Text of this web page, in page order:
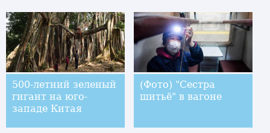
сессий"
500-летний зеленый
гигант на юго-
западе Китая
(Фото) "Сестра
шитьё" в вагоне